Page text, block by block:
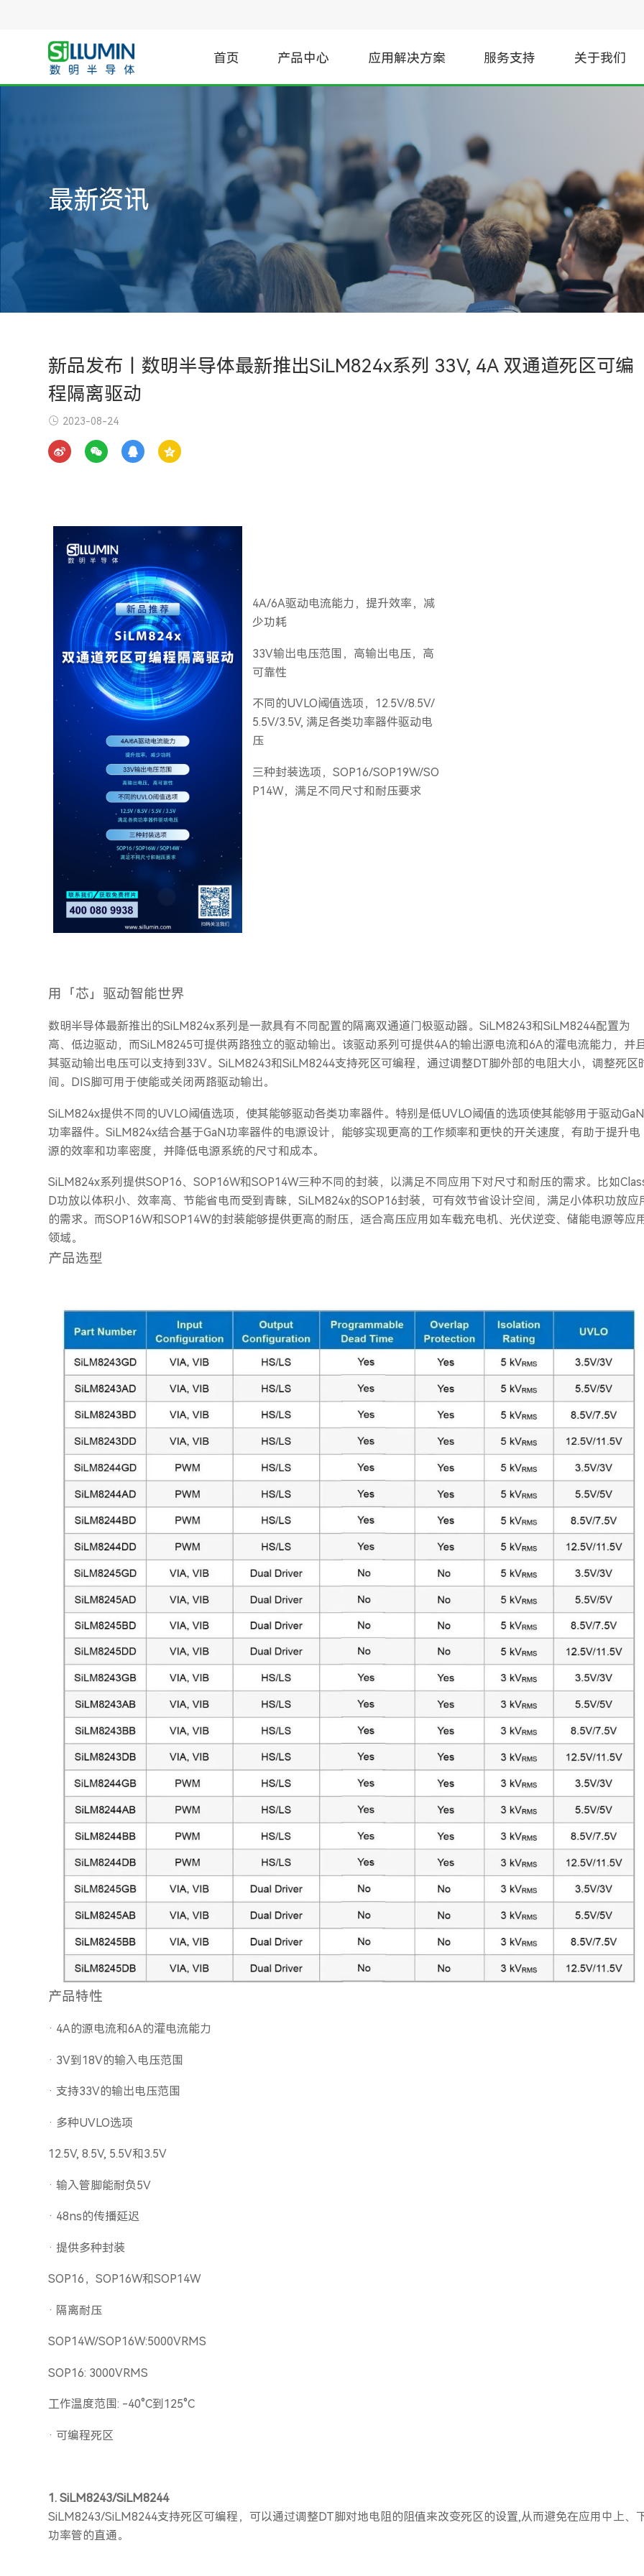
首页 产品中心
门极驱动
隔离驱动
非隔离驱动
数字驱动
电机驱动
步进电机
直流电机
直流无刷电机
数字隔离器
非隔离接口
隔离接口
隔离采样
TEC控制器
应用解决方案
汽车PTC加热器
汽车电子空调压缩机
汽车车载充电机与电源
汽车主逆变器
直流充电桩芯片选型
伺服变频驱动
服务支持 关于我们
最新资讯
新品发布丨数明半导体最新推出SiLM824x系列 33V, 4A 双通道死区可编
程隔离驱动
2023-08-24
4A/6A驱动电流能力，提升效率，减
少功耗
33V输出电压范围，高输出电压，高
可靠性
不同的UVLO阈值选项，12.5V/8.5V/
5.5V/3.5V, 满足各类功率器件驱动电
压
三种封装选项，SOP16/SOP19W/SO
P14W，满足不同尺寸和耐压要求
用「芯」驱动智能世界
数明半导体最新推出的SiLM824x系列是一款具有不同配置的隔离双通道门极驱动器。SiLM8243和SiLM8244配置为
高、低边驱动，而SiLM8245可提供两路独立的驱动输出。该驱动系列可提供4A的输出源电流和6A的灌电流能力，并
其驱动输出电压可以支持到33V。SiLM8243和SiLM8244支持死区可编程，通过调整DT脚外部的电阻大小，调整死区
间。DIS脚可用于使能或关闭两路驱动输出。
SiLM824x提供不同的UVLO阈值选项，使其能够驱动各类功率器件。特别是低UVLO阈值的选项使其能够用于驱动GaN
功率器件。SiLM824x结合基于GaN功率器件的电源设计，能够实现更高的工作频率和更快的开关速度，有助于提升电
源的效率和功率密度，并降低电源系统的尺寸和成本。
SiLM824x系列提供SOP16、SOP16W和SOP14W三种不同的封装，以满足不同应用下对尺寸和耐压的需求。比如
D功放以体积小、效率高、节能省电而受到青睐，SiLM824x的SOP16封装，可有效节省设计空间，满足小体积功放应
的需求。而SOP16W和SOP14W的封装能够提供更高的耐压，适合高压应用如车载充电机、光伏逆变、储能电源等应
领域。
产品选型
产品特性
· 4A的源电流和6A的灌电流能力
· 3V到18V的输入电压范围
· 支持33V的输出电压范围
· 多种UVLO选项
12.5V, 8.5V, 5.5V和3.5V
· 输入管脚能耐负5V
· 48ns的传播延迟
· 提供多种封装
SOP16，SOP16W和SOP14W
· 隔离耐压
SOP14W/SOP16W:5000VRMS
SOP16: 3000VRMS
工作温度范围: -40°C到125°C
· 可编程死区
1. SiLM8243/SiLM8244
SiLM8243/SiLM8244支持死区可编程，可以通过调整DT脚对地电阻的阻值来改变死区的设置,从而避免在应用中上、
功率管的直通。